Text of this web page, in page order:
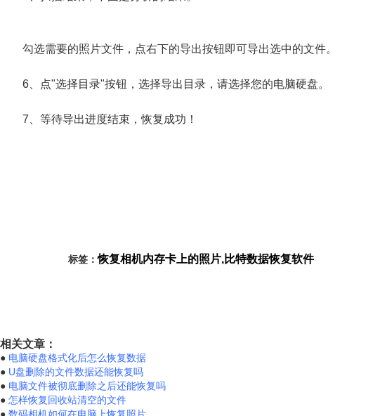
勾选需要的照片文件，点右下的导出按钮即可导出选中的文件。
6、点"选择目录"按钮，选择导出目录，请选择您的电脑硬盘。
7、等待导出进度结束，恢复成功！
标签：恢复相机内存卡上的照片,比特数据恢复软件
相关文章：
● 电脑硬盘格式化后怎么恢复数据
● U盘删除的文件数据还能恢复吗
● 电脑文件被彻底删除之后还能恢复吗
● 怎样恢复回收站清空的文件